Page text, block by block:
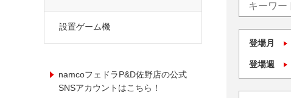
登場月
登場週
設置ゲーム機
namcoフェドラP&D佐野店の公式
SNSアカウントはこちら！